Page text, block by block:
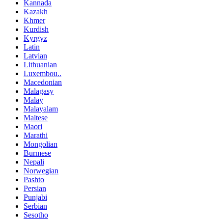
Kannada
Kazakh
Khmer
Kurdish
Kyrgyz
Latin
Latvian
Lithuanian
Luxembou..
Macedonian
Malagasy
Malay
Malayalam
Maltese
Maori
Marathi
Mongolian
Burmese
Nepali
Norwegian
Pashto
Persian
Punjabi
Serbian
Sesotho